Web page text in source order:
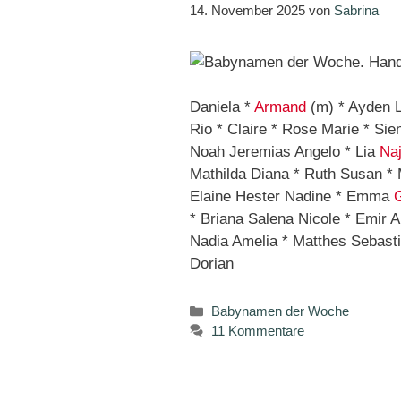
14. November 2025 von Sabrina
Daniela * Armand (m) * Ayden
Rio * Claire * Rose Marie *
Noah Jeremias Angelo * Lia
Mathilda Diana * Ruth Susan
Elaine Hester Nadine * Emma
* Briana Salena Nicole * Emir
Nadia Amelia * Matthes
Dorian
Kategorien
Babynamen der Woche
11 Kommentare